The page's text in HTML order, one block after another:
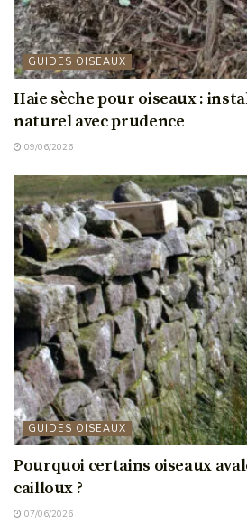
GUIDES OISEAUX
Haie sèche pour oiseaux :
naturel avec prudence
09/06/2026
GUIDES OISEAUX
Pourquoi certains oiseaux
cailloux ?
07/06/2026